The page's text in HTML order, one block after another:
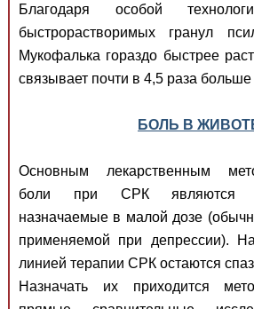
Благодаря особой
быстрорастворимых гранул
Мукофалька гораздо быстрее
связывает почти в 4,5 раза больше
БОЛЬ В
Основным лекарственным
боли при СРК являются
назначаемые в малой дозе
применяемой при депрессии).
линией терапии СРК остаются
Назначать их приходится